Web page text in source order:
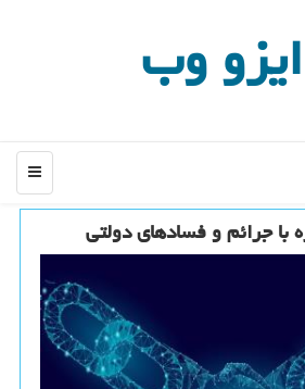
ایزو وب
منو
با جرائم و فسادهای دولتی